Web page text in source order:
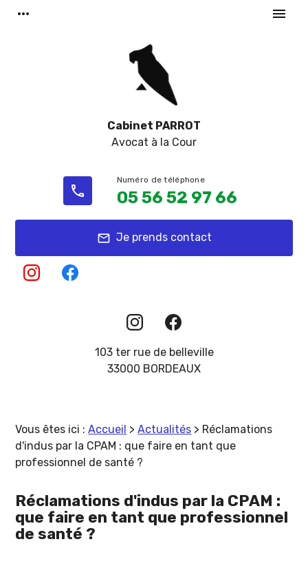
more_horiz menu
103 ter rue de belleville
33000 BORDEAUX
Cabinet PARROT
Avocat à la Cour
phone 05 56 52 97 66
mail Je prends contact
Vous êtes ici : Accueil >Actualités > Réclamations
d'indus par la CPAM : que faire en tant que
professionnel de santé ?
Réclamations d'indus par la CPAM :
que faire en tant que professionnel
de santé ?